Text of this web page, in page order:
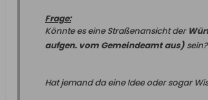
Frage:
Könnte es eine Straßenansicht der
aufgen. vom Gemeindeamt aus) sein?
Hat jemand da eine Idee oder sogar